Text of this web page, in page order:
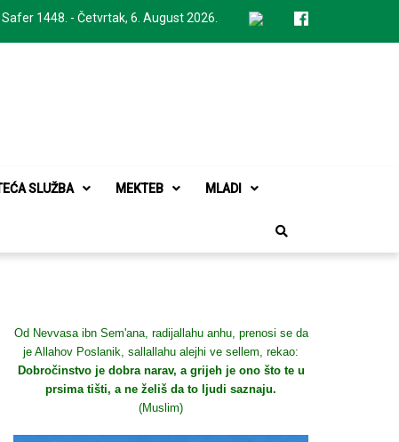
Safer 1448. - Četvrtak, 6. August 2026.
SLUŽBA MEKTEB MLADI
Od Nevvasa ibn Sem'ana, radijallahu anhu, prenosi se da
je Allahov Poslanik, sallallahu alejhi ve sellem, rekao:
Dobročinstvo je dobra narav, a grijeh je ono što te u
prsima tišti, a ne želiš da to ljudi saznaju.
(Muslim)